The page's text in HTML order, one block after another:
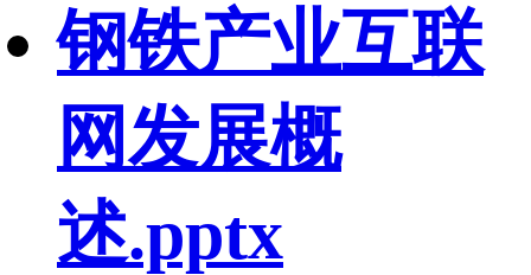
钢铁产业互联
网发展概
述.pptx